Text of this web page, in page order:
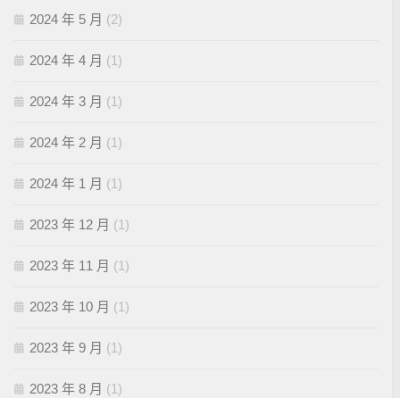
2024 年 5 月 (2)
2024 年 4 月 (1)
2024 年 3 月 (1)
2024 年 2 月 (1)
2024 年 1 月 (1)
2023 年 12 月 (1)
2023 年 11 月 (1)
2023 年 10 月 (1)
2023 年 9 月 (1)
2023 年 8 月 (1)